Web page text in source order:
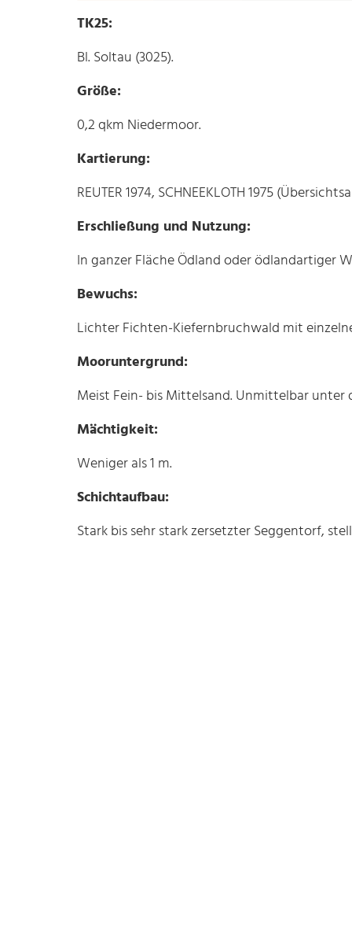
TK25:
Bl. Soltau (3025).
Größe:
0,2 qkm Niedermoor.
Kartierung:
REUTER 1974, SCHNEEKLOTH 1975
Erschließung und Nutzung:
In ganzer Fläche Ödland oder ödlandartiger
Bewuchs:
Lichter Fichten-Kiefernbruchwald mit
Mooruntergrund:
Meist Fein- bis Mittelsand. Unmittelbar unter
Mächtigkeit:
Weniger als 1 m.
Schichtaufbau:
Stark bis sehr stark zersetzter Seggentorf,